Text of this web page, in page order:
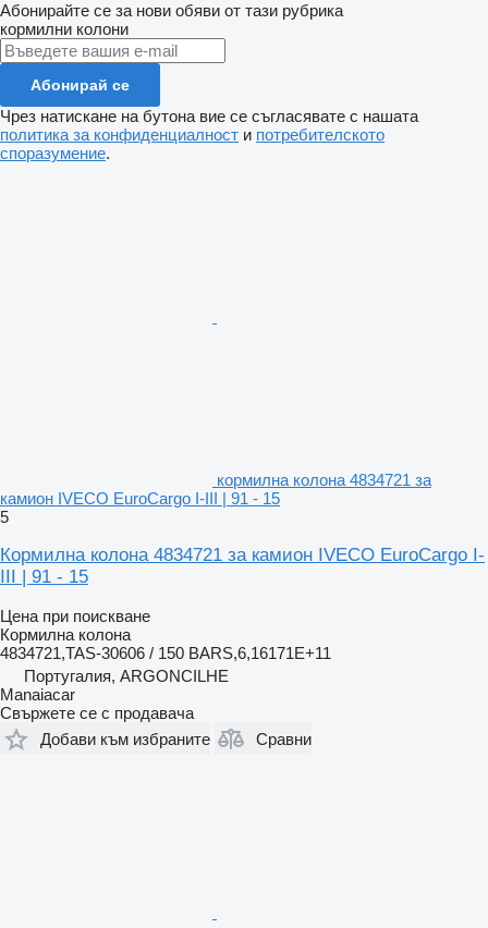
Абонирайте се за нови обяви от тази рубрика
кормилни колони
Абонирай се
Чрез натискане на бутона вие се съгласявате с нашата
политика за конфиденциалност и потребителското
споразумение.
кормилна колона 4834721 за
камион IVECO EuroCargo I-III | 91 - 15
5
Кормилна колона 4834721 за камион IVECO EuroCargo I-
III | 91 - 15
Цена при поискване
Кормилна колона
4834721,TAS-30606 / 150 BARS,6,16171E+11
Португалия, ARGONCILHE
Manaiacar
Свържете се с продавача
Добави към избраните
Сравни